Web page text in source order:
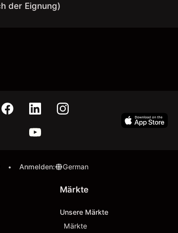
der Eignung)
• Anmelden: German
Märkte
Unsere Märkte
Märkte